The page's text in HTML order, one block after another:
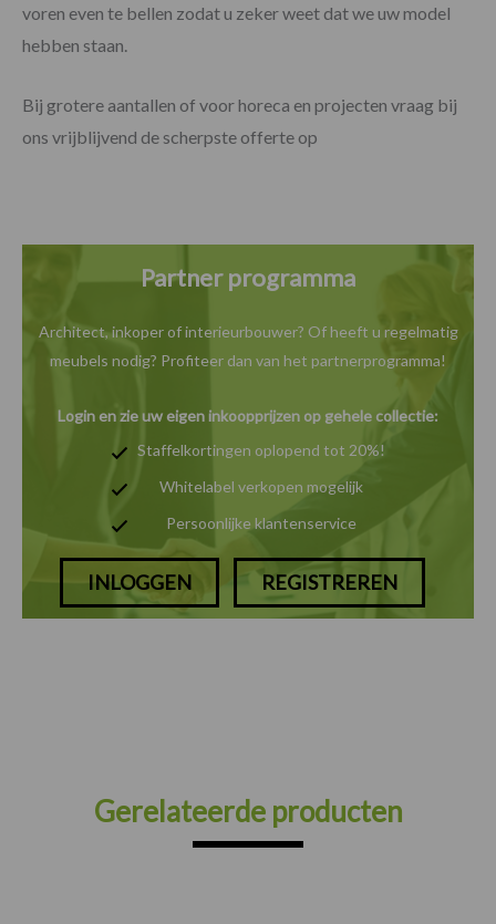
voren even te bellen zodat u zeker weet dat we uw model
hebben staan.
Bij grotere aantallen of voor horeca en projecten vraag bij
ons vrijblijvend de scherpste offerte op
Partner programma
Architect, inkoper of interieurbouwer? Of heeft u regelmatig
meubels nodig? Profiteer dan van het partnerprogramma!
Login en zie uw eigen inkoopprijzen op gehele collectie:
Staffelkortingen oplopend tot 20%!
Whitelabel verkopen mogelijk
Persoonlijke klantenservice
INLOGGEN REGISTREREN
Gerelateerde producten